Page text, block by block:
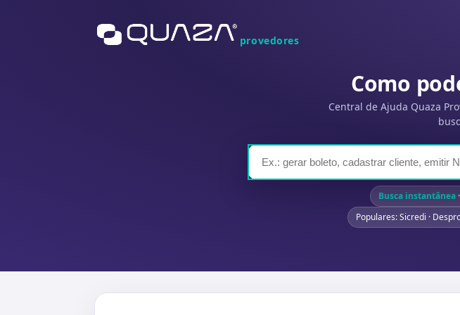
provedores
Como
Central de Ajuda Quaza
Busca instantânea
Populares: Sicredi ·